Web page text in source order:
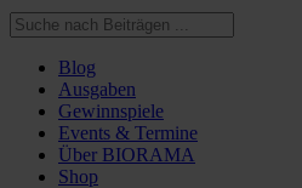
Blog
Ausgaben
Gewinnspiele
Events & Termine
Über BIORAMA
Shop